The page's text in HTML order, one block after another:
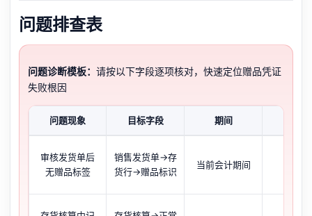
问题排查表
问题诊断模板： 请按以下字段逐项核对，快速定位赠品凭证
失败根因
问题现象 目标字段 期间
审核发货单后
无赠品标签
销售发货单→存
货行→赠品标识
当前会计期间